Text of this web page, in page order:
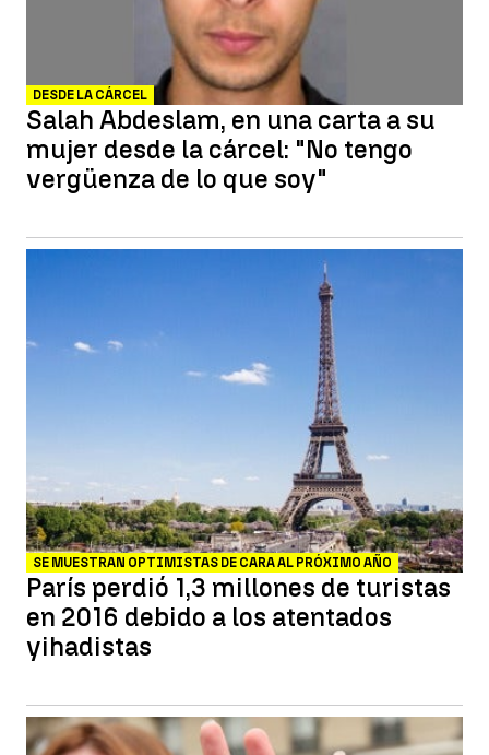
DESDE LA CÁRCEL
Salah Abdeslam, en una carta a su
mujer desde la cárcel: "No tengo
vergüenza de lo que soy"
SE MUESTRAN OPTIMISTAS DE CARA AL PRÓXIMO AÑO
París perdió 1,3 millones de turistas
en 2016 debido a los atentados
yihadistas